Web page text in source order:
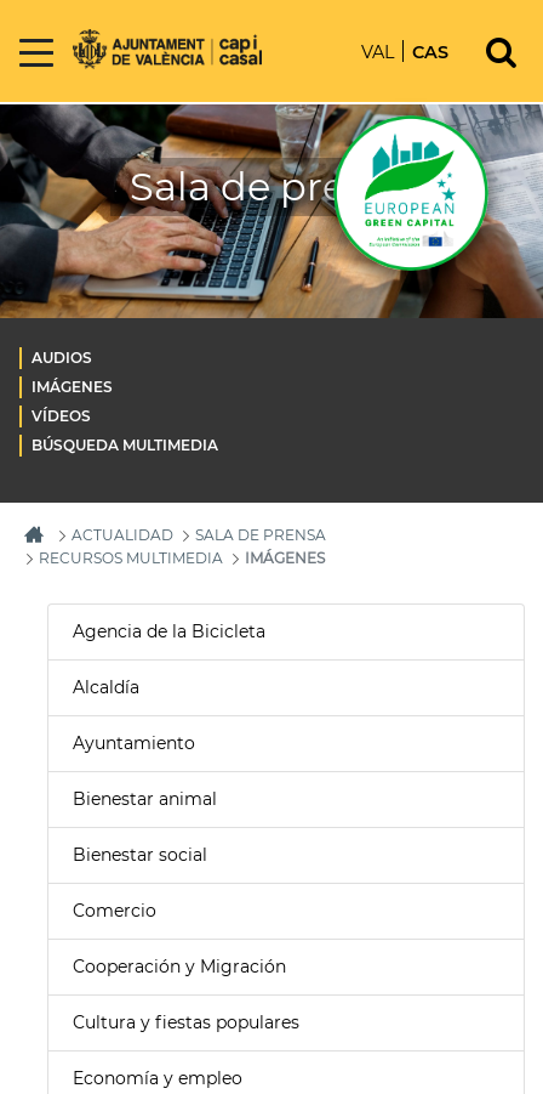
VAL CAS
Sala de prensa
AUDIOS
IMÁGENES
VÍDEOS
BÚSQUEDA MULTIMEDIA
ACTUALIDAD
SALA DE PRENSA
RECURSOS MULTIMEDIA
IMÁGENES
Agencia de la Bicicleta
Alcaldía
Ayuntamiento
Bienestar animal
Bienestar social
Comercio
Cooperación y Migración
Cultura y fiestas populares
Economía y empleo